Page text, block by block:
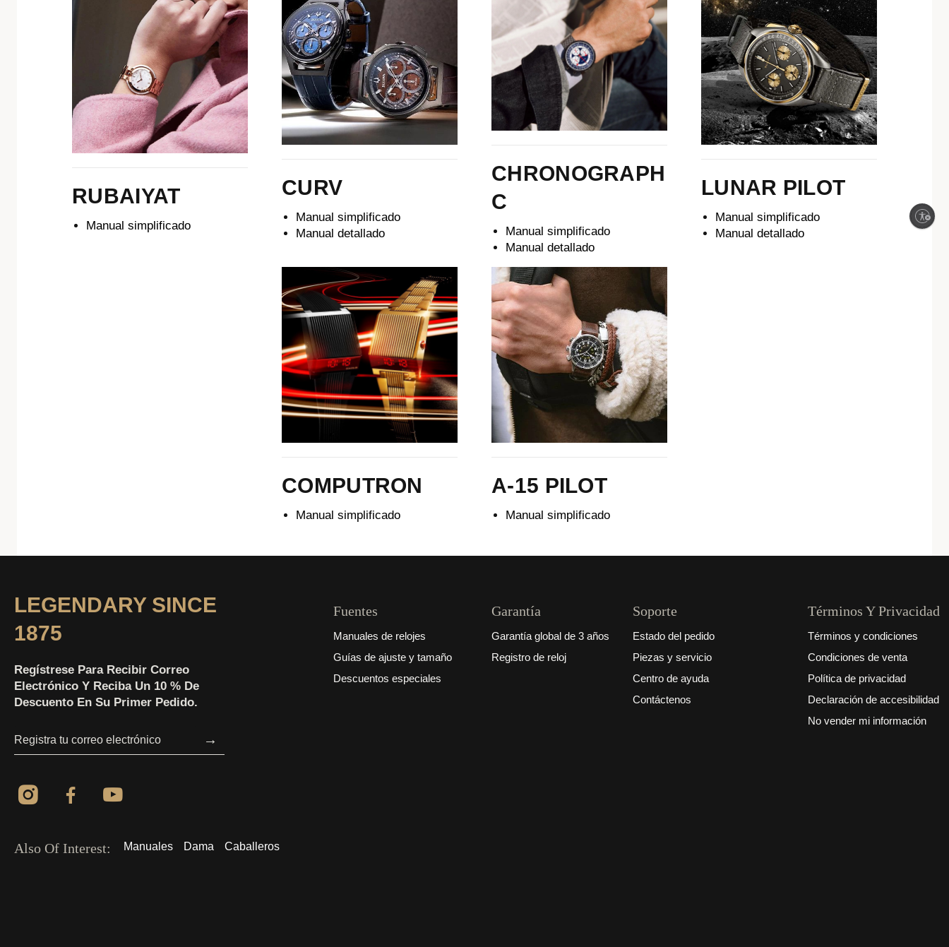
Enable accessibility
RUBAIYAT
Manual simplificado
CURV
Manual simplificado
Manual detallado
CHRONOGRAPH
C
Manual simplificado
Manual detallado
LUNAR PILOT
Manual simplificado
Manual detallado
COMPUTRON
Manual simplificado
A-15 PILOT
Manual simplificado
LEGENDARY SINCE
1875
Regístrese Para Recibir Correo
Electrónico Y Reciba Un 10 % De
Descuento En Su Primer Pedido.
→
Fuentes
Manuales de relojes
Guías de ajuste y tamaño
Descuentos especiales
Garantía
Garantía global de 3 años
Registro de reloj
Soporte
Estado del pedido
Piezas y servicio
Centro de ayuda
Contáctenos
Términos Y Privacidad
Términos y condiciones
Condiciones de venta
Política de privacidad
Declaración de accesibilidad
No vender mi información
Also Of Interest: Manuales Dama Caballeros